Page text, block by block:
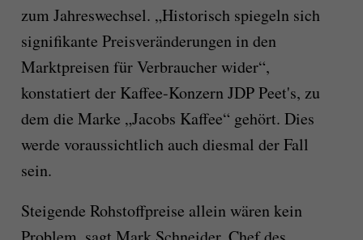
zum Jahreswechsel. „Historisch spiegeln sich
signifikante Preisveränderungen in den
Marktpreisen für Verbraucher wider“,
konstatiert der Kaffee-Konzern JDP Peet's, zu
dem die Marke „Jacobs Kaffee“ gehört. Dies
werde voraussichtlich auch diesmal der Fall
sein.
Steigende Rohstoffpreise allein wären kein